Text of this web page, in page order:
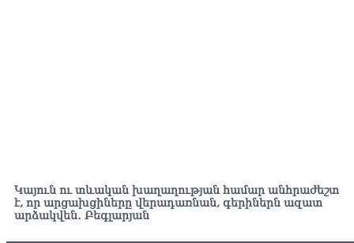
Կայուն ու տևական խաղաղության համար անհրաժեշտ
է, որ արցախցիները վերադառնան, գերիներն ազատ
արձակվեն․ Բեգլարյան